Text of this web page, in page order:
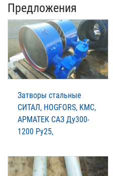
Предложения
Затворы стальные
СИТАЛ, HOGFORS, KMC,
АРМАТЕК САЗ Ду300-
1200 Ру25,